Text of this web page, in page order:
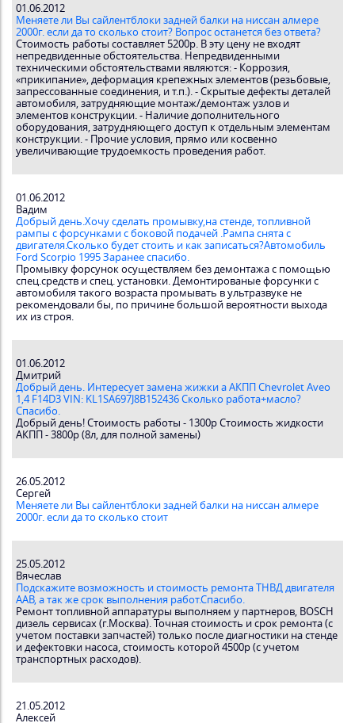
01.06.2012
Меняете ли Вы сайлентблоки задней балки на ниссан алмере
2000г. если да то сколько стоит? Вопрос останется без ответа?
Стоимость работы составляет 5200р. В эту цену не входят
непредвиденные обстоятельства. Непредвиденными
техническими обстоятельствами являются: - Коррозия,
«прикипание», деформация крепежных элементов (резьбовые,
запрессованные соединения, и т.п.). - Скрытые дефекты деталей
автомобиля, затрудняющие монтаж/демонтаж узлов и
элементов конструкции. - Наличие дополнительного
оборудования, затрудняющего доступ к отдельным элементам
конструкции. - Прочие условия, прямо или косвенно
увеличивающие трудоемкость проведения работ.
01.06.2012
Вадим
Добрый день.Хочу сделать промывку,на стенде, топливной
рампы с форсунками с боковой подачей .Рампа снята с
двигателя.Сколько будет стоить и как записаться?Автомобиль
Ford Scorpio 1995 Заранее спасибо.
Промывку форсунок осуществляем без демонтажа с помощью
спец.средств и спец. установки. Демонтированые форсунки с
автомобиля такого возраста промывать в ультразвуке не
рекомендовали бы, по причине большой вероятности выхода
их из строя.
01.06.2012
Дмитрий
Добрый день. Интересует замена жижки а АКПП Chevrolet Aveo
1,4 F14D3 VIN: KL1SA697J8B152436 Сколько работа+масло?
Спасибо.
Добрый день! Стоимость работы - 1300р Стоимость жидкости
АКПП - 3800р (8л, для полной замены)
26.05.2012
Сергей
Меняете ли Вы сайлентблоки задней балки на ниссан алмере
2000г. если да то сколько стоит
25.05.2012
Вячеслав
Подскажите возможность и стоимость ремонта ТНВД двигателя
ААВ, а так же срок выполнения работ.Спасибо.
Ремонт топливной аппаратуры выполняем у партнеров, BOSCH
дизель сервисах (г.Москва). Точная стоимость и срок ремонта (с
учетом поставки запчастей) только после диагностики на стенде
и дефектовки насоса, стоимость которой 4500р (с учетом
транспортных расходов).
21.05.2012
Алексей